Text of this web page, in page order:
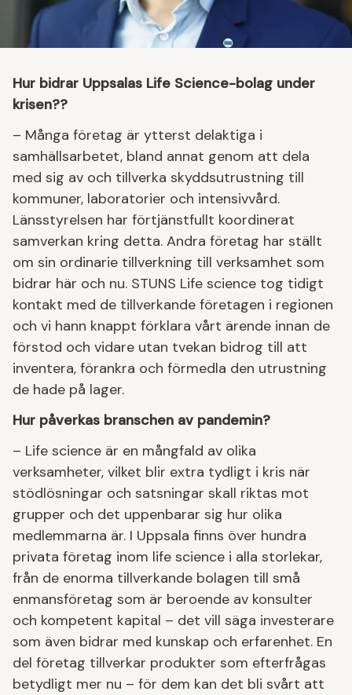
Hur bidrar Uppsalas Life Science-bolag under
krisen??
– Många företag är ytterst delaktiga i
samhällsarbetet, bland annat genom att dela
med sig av och tillverka skyddsutrustning till
kommuner, laboratorier och intensivvård.
Länsstyrelsen har förtjänstfullt koordinerat
samverkan kring detta. Andra företag har ställt
om sin ordinarie tillverkning till verksamhet som
bidrar här och nu. STUNS Life science tog tidigt
kontakt med de tillverkande företagen i regionen
och vi hann knappt förklara vårt ärende innan de
förstod och vidare utan tvekan bidrog till att
inventera, förankra och förmedla den utrustning
de hade på lager.
Hur påverkas branschen av pandemin?
– Life science är en mångfald av olika
verksamheter, vilket blir extra tydligt i kris när
stödlösningar och satsningar skall riktas mot
grupper och det uppenbarar sig hur olika
medlemmarna är. I Uppsala finns över hundra
privata företag inom life science i alla storlekar,
från de enorma tillverkande bolagen till små
enmansföretag som är beroende av konsulter
och kompetent kapital – det vill säga investerare
som även bidrar med kunskap och erfarenhet. En
del företag tillverkar produkter som efterfrågas
betydligt mer nu – för dem kan det bli svårt att